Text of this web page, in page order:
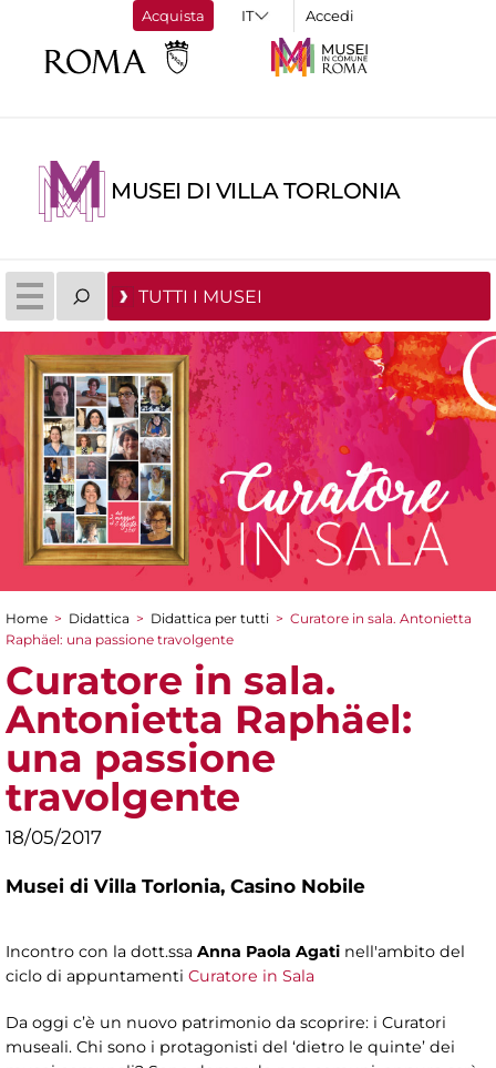
Acquista Accedi
MUSEI DI VILLA TORLONIA
TUTTI I MUSEI
Tu sei qui
Home > Didattica > Didattica per tutti > Curatore in sala. Antonietta
Raphäel: una passione travolgente
Curatore in sala.
Antonietta Raphäel:
una passione
travolgente
18/05/2017
Musei di Villa Torlonia, Casino Nobile
Incontro con la dott.ssa Anna Paola Agati nell'ambito del
ciclo di appuntamenti Curatore in Sala
Da oggi c’è un nuovo patrimonio da scoprire: i Curatori
museali. Chi sono i protagonisti del ‘dietro le quinte’ dei